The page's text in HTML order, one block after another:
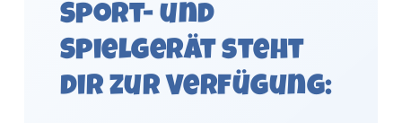
Sport- und
Spielgerät steht
dir zur Verfügung: